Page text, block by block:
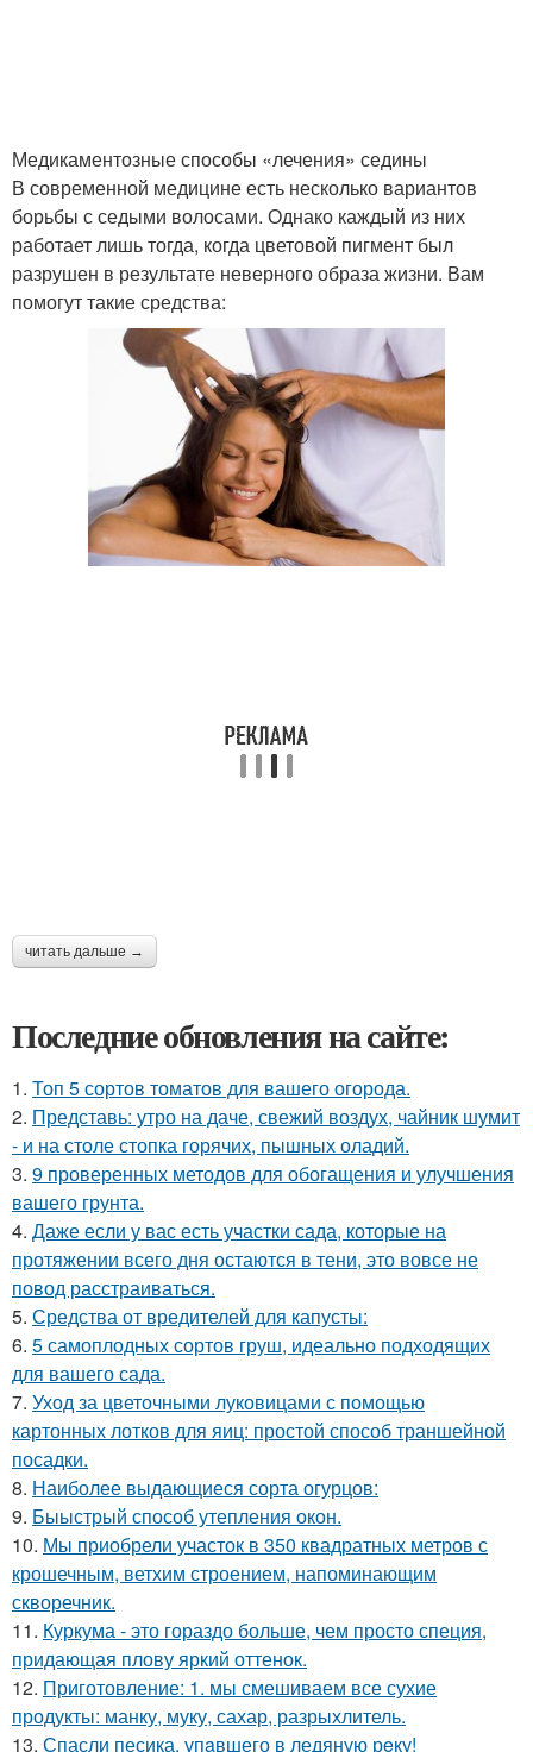
Медикаментозные способы «лечения» седины
В современной медицине есть несколько вариантов
борьбы с седыми волосами. Однако каждый из них
работает лишь тогда, когда цветовой пигмент был
разрушен в результате неверного образа жизни. Вам
помогут такие средства:
читать дальше →
Последние обновления на сайте:
1. Топ 5 сортов томатов для вашего огорода.
2. Представь: утро на даче, свежий воздух, чайник шумит
- и на столе стопка горячих, пышных оладий.
3. 9 проверенных методов для обогащения и улучшения
вашего грунта.
4. Даже если у вас есть участки сада, которые на
протяжении всего дня остаются в тени, это вовсе не
повод расстраиваться.
5. Средства от вредителей для капусты:
6. 5 самоплодных сортов груш, идеально подходящих
для вашего сада.
7. Уход за цветочными луковицами с помощью
картонных лотков для яиц: простой способ траншейной
посадки.
8. Наиболее выдающиеся сорта огурцов:
9. Быыстрый способ утепления окон.
10. Мы приобрели участок в 350 квадратных метров с
крошечным, ветхим строением, напоминающим
скворечник.
11. Куркума - это гораздо больше, чем просто специя,
придающая плову яркий оттенок.
12. Приготовление: 1. мы смешиваем все сухие
продукты: манку, муку, сахар, разрыхлитель.
13. Спасли песика, упaвшего в ледяную рeку!